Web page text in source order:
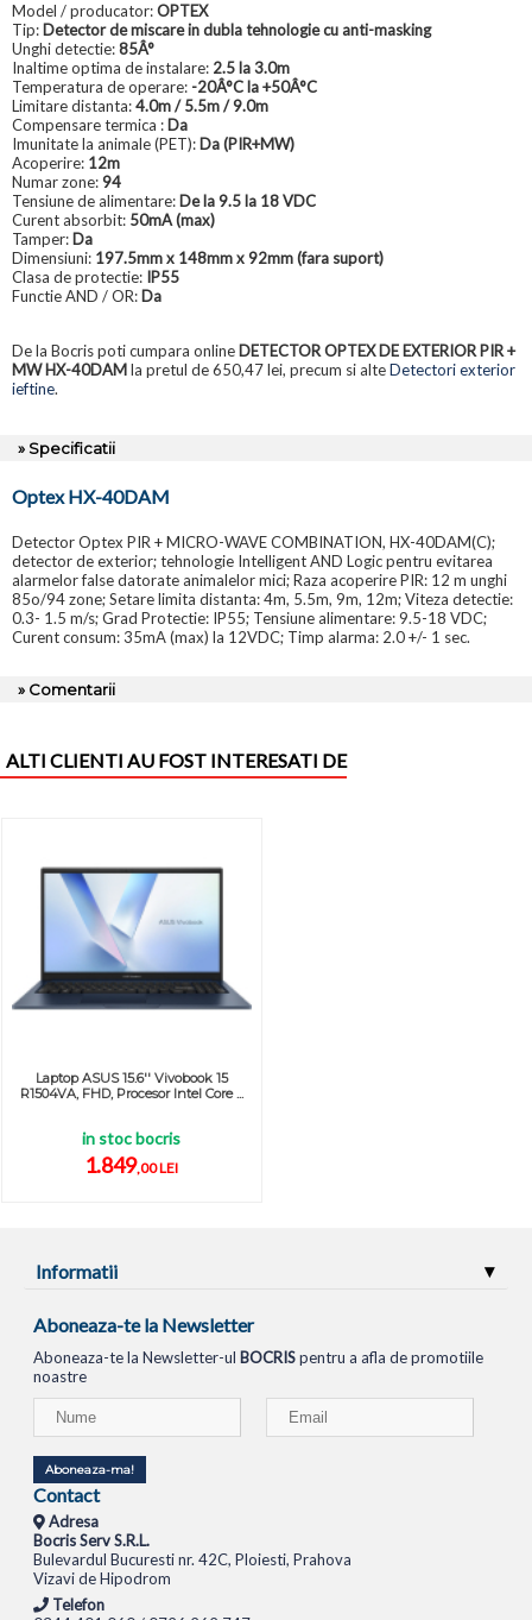
Model / producator:OPTEX
Tip: Detector de miscare in dubla tehnologie cu anti-masking
Unghi detectie:85Â°
Inaltime optima de instalare: 2.5 la 3.0m
Temperatura de operare: -20Â°C la +50Â°C
Limitare distanta:4.0m / 5.5m / 9.0m
Compensare termica : Da
Imunitate la animale (PET): Da (PIR+MW)
Acoperire: 12m
Numar zone:94
Tensiune de alimentare: De la 9.5 la 18 VDC
Curent absorbit: 50mA (max)
Tamper: Da
Dimensiuni: 197.5mm x 148mm x 92mm (fara suport)
Clasa de protectie: IP55
Functie AND / OR: Da
De la Bocris poti cumpara online DETECTOR OPTEX DE EXTERIOR PIR +
MW HX-40DAMla pretul de 650,47 lei, precum si alteDetectori exterior
ieftine.
» Specificatii
Optex HX-40DAM
Detector Optex PIR + MICRO-WAVE COMBINATION, HX-40DAM(C);
detector de exterior; tehnologie Intelligent AND Logic pentru evitarea
alarmelor false datorate animalelor mici; Raza acoperire PIR: 12 m unghi
85o/94 zone; Setare limita distanta: 4m, 5.5m, 9m, 12m; Viteza detectie:
0.3- 1.5 m/s; Grad Protectie: IP55; Tensiune alimentare: 9.5-18 VDC;
Curent consum: 35mA (max) la 12VDC; Timp alarma: 2.0 +/- 1 sec.
» Comentarii
ALTI CLIENTI AU FOST INTERESATI DE
Laptop ASUS 15.6'' Vivobook 15
R1504VA, FHD, Procesor Intel Core ...
in stoc bocris
1.849,00 LEI
Informatii
Aboneaza-te la Newsletter
Aboneaza-te la Newsletter-ul BOCRISpentru a afla de promotiile
noastre
Aboneaza-ma!
Contact
Adresa
Bocris Serv S.R.L.
Bulevardul Bucuresti nr. 42C, Ploiesti, Prahova
Vizavi de Hipodrom
Telefon